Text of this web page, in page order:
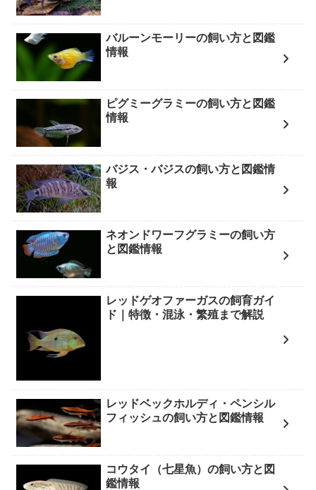
バルーンモーリーの飼い方と図鑑
情報
ピグミーグラミーの飼い方と図鑑
情報
バジス・バジスの飼い方と図鑑情
報
ネオンドワーフグラミーの飼い方
と図鑑情報
レッドゲオファーガスの飼育ガイ
ド｜特徴・混泳・繁殖まで解説
レッドベックホルディ・ペンシル
フィッシュの飼い方と図鑑情報
コウタイ（七星魚）の飼い方と図
鑑情報